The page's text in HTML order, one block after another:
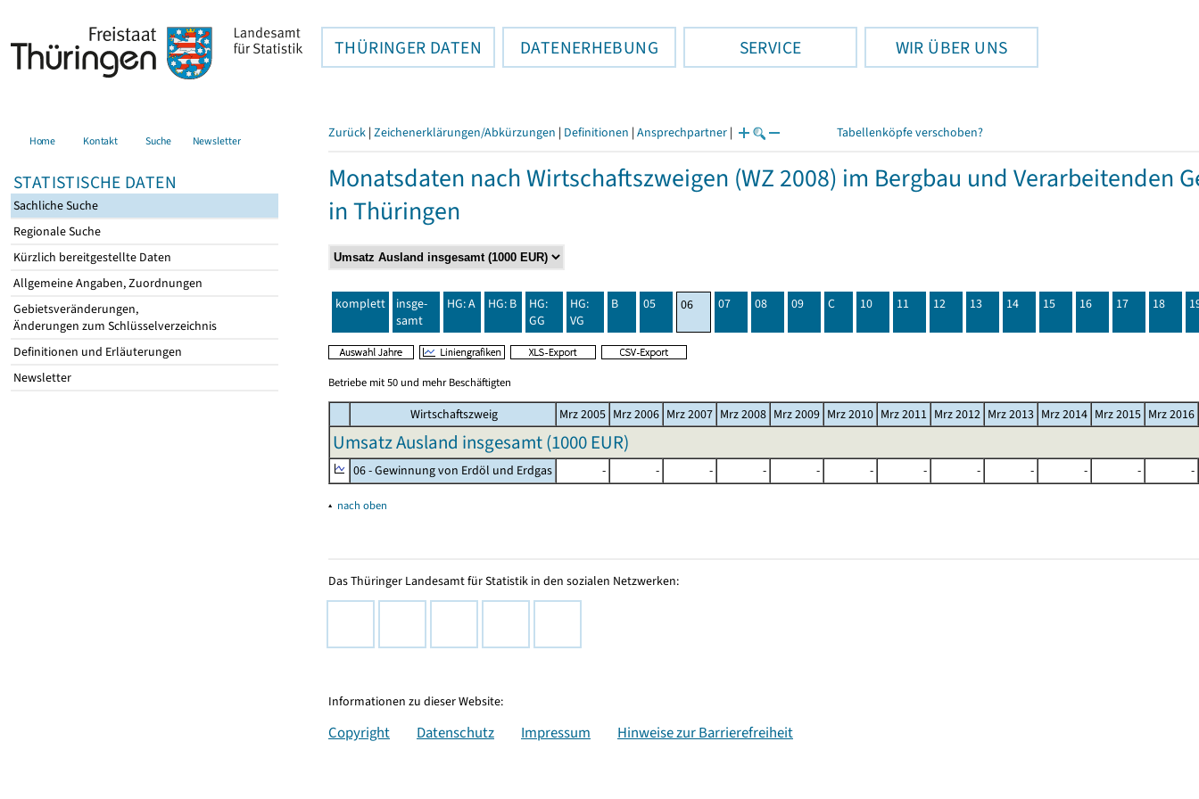
THÜRINGER DATEN DATENERHEBUNG SERVICE WIR ÜBER UNS
Home Kontakt Suche Newsletter
STATISTISCHE DATEN
Sachliche Suche
Regionale Suche
Kürzlich bereitgestellte Daten
Allgemeine Angaben, Zuordnungen
Gebietsveränderungen,
Änderungen zum Schlüsselverzeichnis
Definitionen und Erläuterungen
Newsletter
Zurück | Zeichenerklärungen/Abkürzungen | Definitionen | Ansprechpartner | Tabellenköpfe verschoben?
Monatsdaten nach Wirtschaftszweigen (WZ 2008) im Bergbau und Verarbeitenden
in Thüringen
komplett
insge-
samt
HG: A HG: B
HG:
GG
HG:
VG
B 05 06 07 08 09 C 10 11 12 13 14 15 16 17 18
Betriebe mit 50 und mehr Beschäftigten
Wirtschaftszweig Mrz 2005 Mrz 2006 Mrz 2007 Mrz 2008 Mrz 2009 Mrz 2010 Mrz 2011 Mrz 2012 Mrz 2013 Mrz 2014 Mrz 2015 Mrz 2016
Umsatz Ausland insgesamt (1000 EUR)
06 - Gewinnung von Erdöl und Erdgas - - - - - - - - - - - -
▴ nach oben
Das Thüringer Landesamt für Statistik in den sozialen Netzwerken:
Informationen zu dieser Website:
Copyright Datenschutz Impressum Hinweise zur Barrierefreiheit